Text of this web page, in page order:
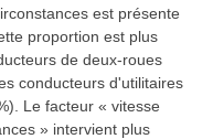
est présente
proportion est plus
de deux-roues
conducteurs d'utilitaires
Le facteur « vitesse
» intervient plus